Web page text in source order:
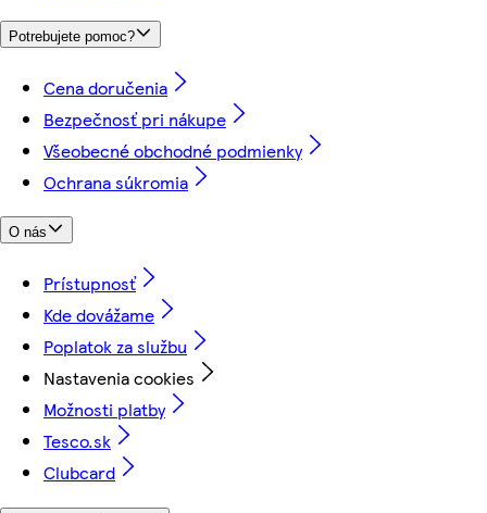
Potrebujete pomoc?
Cena doručenia
Bezpečnosť pri nákupe
Všeobecné obchodné podmienky
Ochrana súkromia
O nás
Prístupnosť
Kde dovážame
Poplatok za službu
Nastavenia cookies
Možnosti platby
Tesco.sk
Clubcard